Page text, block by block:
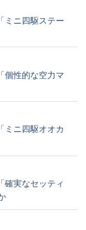
ミニ四駆ステー
個性的な空力マ
ミニ四駆オオカ
確実なセッティ